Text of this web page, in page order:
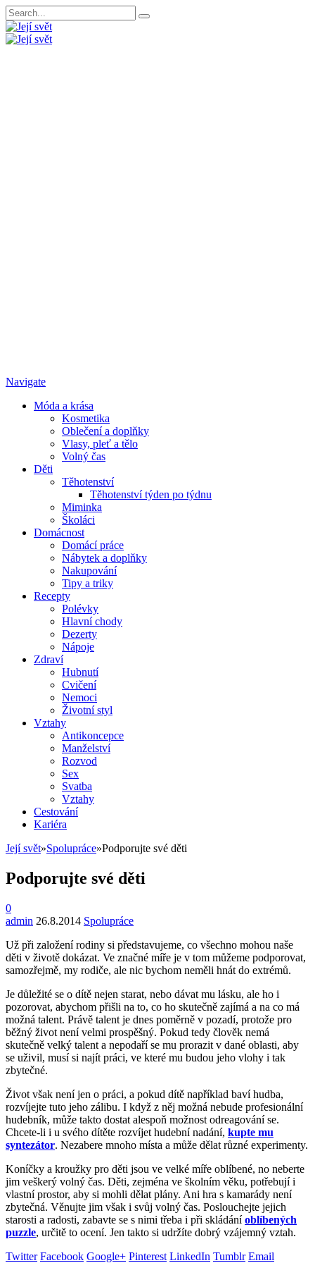
Navigate
Móda a krása
Kosmetika
Oblečení a doplňky
Vlasy, pleť a tělo
Volný čas
Děti
Těhotenství
Těhotenství týden po týdnu
Miminka
Školáci
Domácnost
Domácí práce
Nábytek a doplňky
Nakupování
Tipy a triky
Recepty
Polévky
Hlavní chody
Dezerty
Nápoje
Zdraví
Hubnutí
Cvičení
Nemoci
Životní styl
Vztahy
Antikoncepce
Manželství
Rozvod
Sex
Svatba
Vztahy
Cestování
Kariéra
Její svět»Spolupráce»Podporujte své děti
Podporujte své děti
0
admin 26.8.2014 Spolupráce
Už při založení rodiny si představujeme, co všechno mohou naše
děti v životě dokázat. Ve značné míře je v tom můžeme podporovat,
samozřejmě, my rodiče, ale nic bychom neměli hnát do extrémů.
Je důležité se o dítě nejen starat, nebo dávat mu lásku, ale ho i
pozorovat, abychom přišli na to, co ho skutečně zajímá a na co má
možná talent. Právě talent je dnes poměrně v pozadí, protože pro
běžný život není velmi prospěšný. Pokud tedy člověk nemá
skutečně velký talent a nepodaří se mu prorazit v dané oblasti, aby
se uživil, musí si najít práci, ve které mu budou jeho vlohy i tak
zbytečné.
Život však není jen o práci, a pokud dítě například baví hudba,
rozvíjejte tuto jeho zálibu. I když z něj možná nebude profesionální
hudebník, může takto dostat alespoň možnost odreagování se.
Chcete-li i u svého dítěte rozvíjet hudební nadání, kupte mu
syntezátor. Nezabere mnoho místa a může dělat různé experimenty.
Koníčky a kroužky pro děti jsou ve velké míře oblíbené, no neberte
jim veškerý volný čas. Děti, zejména ve školním věku, potřebují i
vlastní prostor, aby si mohli dělat plány. Ani hra s kamarády není
zbytečná. Věnujte jim však i svůj volný čas. Poslouchejte jejich
starosti a radosti, zabavte se s nimi třeba i při skládáníoblíbených
puzzle, určitě to ocení. Jen takto si udržíte dobrý vzájemný vztah.
Twitter Facebook Google+ Pinterest LinkedIn Tumblr Email